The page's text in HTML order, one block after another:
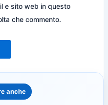
e sito web in questo
che commento.
anche